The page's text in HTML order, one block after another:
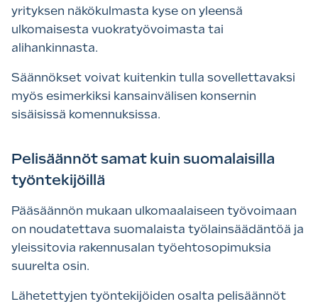
yrityksen näkökulmasta kyse on yleensä
ulkomaisesta vuokratyövoimasta tai
alihankinnasta.
Säännökset voivat kuitenkin tulla sovellettavaksi
myös esimerkiksi kansainvälisen konsernin
sisäisissä komennuksissa.
Pelisäännöt samat kuin suomalaisilla
työntekijöillä
Pääsäännön mukaan ulkomaalaiseen työvoimaan
on noudatettava suomalaista työlainsäädäntöä ja
yleissitovia rakennusalan työehtosopimuksia
suurelta osin.
Lähetettyjen työntekijöiden osalta pelisäännöt